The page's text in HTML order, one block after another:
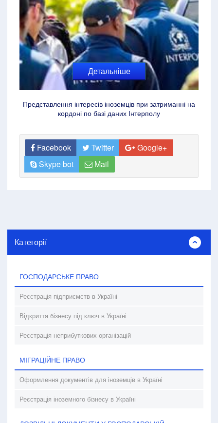
Детальніше
Представлення інтересів іноземців при затриманні на
кордоні по базі даних Інтерполу
Facebook Twitter
Google+
Skype bot
Mail
Категорії
ГОСПОДАРСЬКЕ ПРАВО
Реєстрація підприємств в Україні
Відкриття бізнесу під ключ в Україні
Реєстрація неприбуткових організацій
МІГРАЦІЙНЕ ПРАВО
Оформлення документів для іноземців в Україні
Реєстрація іноземного бізнесу в Україні